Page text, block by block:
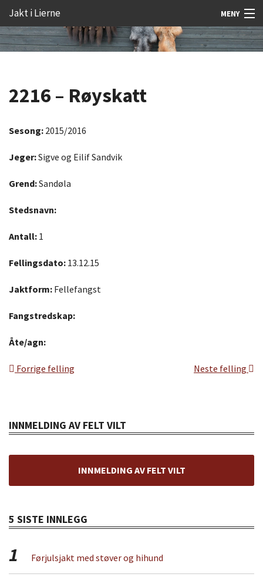
Jakt i Lierne MENY
Nyheter
Fangst
innholdet
Forstørre
2216 – Røyskatt
Sesong: 2015/2016
Jeger:Sigve og Eilif Sandvik
Grend:Sandøla
Stedsnavn:
Antall: 1
Fellingsdato: 13.12.15
Jaktform: Fellefangst
Fangstredskap:
Åte/agn:
Forrige felling Neste felling
INNMELDING AV FELT VILT
INNMELDING AV FELT VILT
5 SISTE INNLEGG
1 Førjulsjakt med støver og hihund